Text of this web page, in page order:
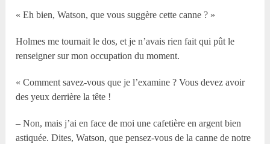
« Eh bien, Watson, que vous suggère cette canne ? »
Holmes me tournait le dos, et je n’avais rien fait qui pût le
renseigner sur mon occupation du moment.
« Comment savez-vous que je l’examine ? Vous devez avoir
des yeux derrière la tête !
– Non, mais j’ai en face de moi une cafetière en argent bien
astiquée. Dites, Watson, que pensez-vous de la canne de notre